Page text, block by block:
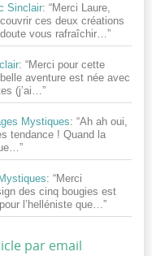
Sinclair: “Merci Laure,
ces deux créations
vous rafraîchir… ”
: “Merci pour cette
aventure est née avec
(j’ai… ”
Mystiques: “Ah ah oui,
tendance ! Quand la
”
: “Merci
des cinq bougies est
l’helléniste que…”
par email